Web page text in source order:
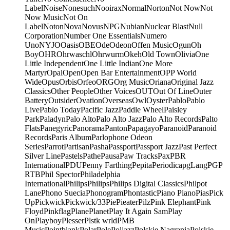
LabelNoiseNonesuchNooiraxNormalNortonNot NowNot
Now MusicNot On
LabelNotonNovaNovusNPGNubianNuclear BlastNull
CorporationNumber One EssentialsNumero
UnoNYJOOasisOBEOdeOdeonOffen MusicOgunOh
BoyOHROhrwaschlOhrwurmOkehOld TownOliviaOne
Little IndependentOne Little IndianOne More
MartyrOpalOpenOpen Bar EntertainmentOPP World
WideOpusOrbisOrfeoORGOrg MusicOrianaOriginal Jazz
ClassicsOther PeopleOther VoicesOUTOut Of LineOuter
BatteryOutsiderOvationOverseasOwlOysterPabloPablo
LivePablo TodayPacific JazzPaddle WheelPaisley
ParkPaladynPalo AltoPalo Alto JazzPalo Alto RecordsPalto
FlatsPanegyricPanoramaPantonPapagayoParanoidParanoid
RecordsParis AlbumParlophone Odeon
SeriesParrotPartisanPashaPassportPassport JazzPast Perfect
Silver LinePastelsPathePausaPaw TracksPaxPBR
InternationalPDUPenny FarthingPepitaPeriodicapgLangPGP
RTBPhil SpectorPhiladelphia
InternationalPhilipsPhilipsPhilips Digital ClassicsPhilpot
LanePhono SueciaPhonogramPhontasticPiano PianoPiasPick
UpPickwickPickwick/33PiePieaterPilzPink ElephantPink
FloydPinkflagPlanePlanetPlay It Again SamPlay
OnPlayboyPlesserPlstk wrldPMB